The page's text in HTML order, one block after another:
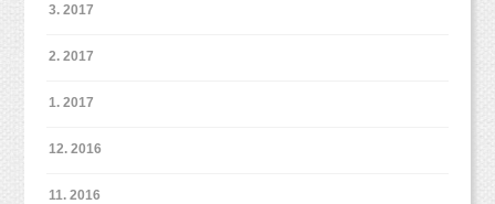
3. 2017
2. 2017
1. 2017
12. 2016
11. 2016